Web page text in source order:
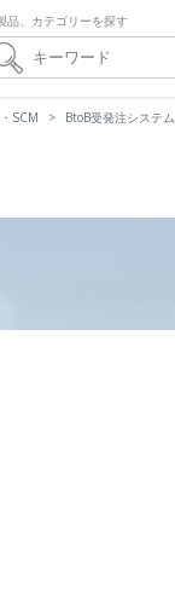
品、カテゴリーを探す
SCM BtoB受発注システム